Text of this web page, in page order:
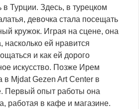
в Турции. Здесь, в турецком
девочка стала посещать
кружок. Играя на сцене, она
насколько ей нравится
и как ей дорого
искусство. Позже Ирем
в Mjdat Gezen Art Center в
Первый опыт работы она
работая в кафе и магазине.